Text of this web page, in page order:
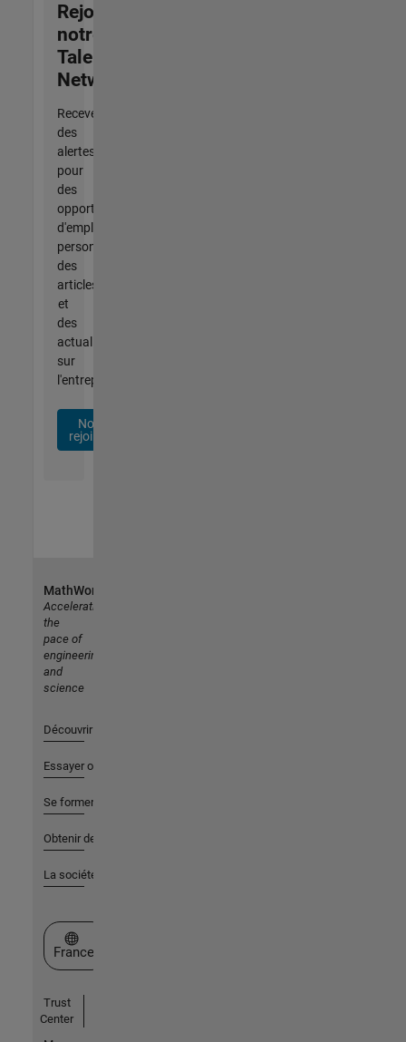
Rejoignez
notre
Talent
Network
Recevez
des
alertes
pour
des
opportunités
d'emploi
personnalisées,
des
articles
et
des
actualités
sur
l'entreprise.
Nous
rejoindre
MathWorks
Accelerating
the
pace of
engineering
and
science
Découvrir les produits
Essayer ou acheter
Se former
Obtenir de l'aide
La société
Sélectionner un site web
France
Trust
Center